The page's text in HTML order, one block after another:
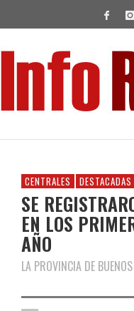
CENTRALES DESTACADAS
SE
EN LOS
AÑO
LA PROVINCIA DE